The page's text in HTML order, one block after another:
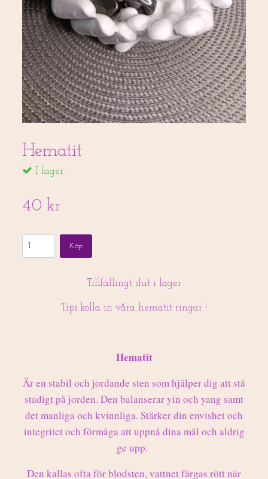
Hematit
I lager.
40 kr
Köp
Tillfällingt slut i lager
Tips kolla in våra hematit ringar !
Hematit
Är en stabil och jordande sten som hjälper dig att stå
stadigt på jorden. Den balanserar yin och yang samt
det manliga och kvinnliga. Stärker din envishet och
integritet och förmåga att uppnå dina mål och aldrig
ge upp.
Den kallas ofta för blodsten, vattnet färgas rött när